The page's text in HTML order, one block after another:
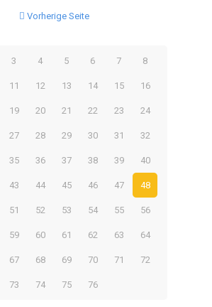
Vorherige Seite
3 4 5 6 7 8
11 12 13 14 15 16
19 20 21 22 23 24
27 28 29 30 31 32
35 36 37 38 39 40
43 44 45 46 47 48
51 52 53 54 55 56
59 60 61 62 63 64
67 68 69 70 71 72
73 74 75 76